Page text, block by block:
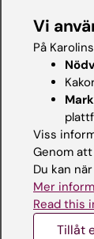
Vi
På
Viss
Genom
Du kan
Mer
Read this
Tillåt